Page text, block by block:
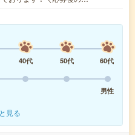
40代 50代
60代
男性
見る